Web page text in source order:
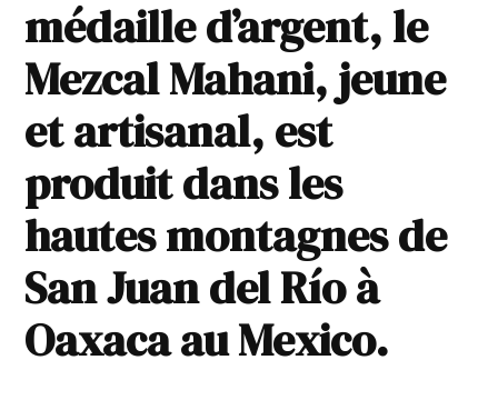
médaille d’argent, le
Mezcal Mahani, jeune
et artisanal, est
produit dans les
hautes montagnes de
San Juan del Río à
Oaxaca au Mexico.